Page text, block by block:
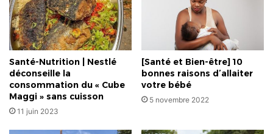
Santé-Nutrition | Nestlé
déconseille la
consommation du « Cube
Maggi » sans cuisson
11 juin 2023
[Santé et Bien-être] 10
bonnes raisons d’allaiter
votre bébé
5 novembre 2022